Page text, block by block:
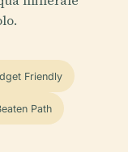
Friendly
Path